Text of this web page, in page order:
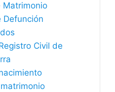
Defunción
Civil de